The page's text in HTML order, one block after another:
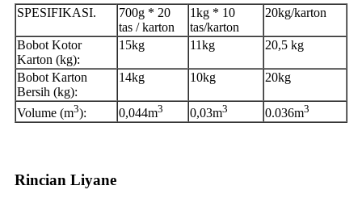
SPESIFIKASI.
700g * 20
tas / karton
1kg * 10
tas/karton
20kg/karton
Bobot Kotor
Karton (kg):
15kg 11kg 20,5 kg
Bobot Karton
Bersih (kg):
14kg 10kg 20kg
Volume (m3): 0,044m3 0,03m3 0.036m3
Rincian Liyane